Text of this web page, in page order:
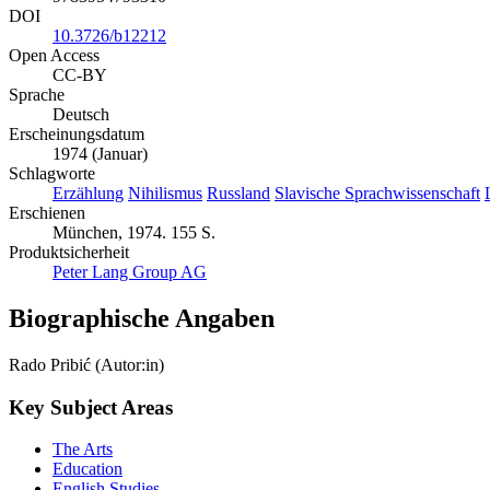
DOI
10.3726/b12212
Open Access
CC-BY
Sprache
Deutsch
Erscheinungsdatum
1974 (Januar)
Schlagworte
Erzählung Nihilismus Russland Slavische Sprachwissenschaft
Erschienen
München, 1974. 155 S.
Produktsicherheit
Peter Lang Group AG
Biographische Angaben
Rado Pribić (Autor:in)
Key Subject Areas
The Arts
Education